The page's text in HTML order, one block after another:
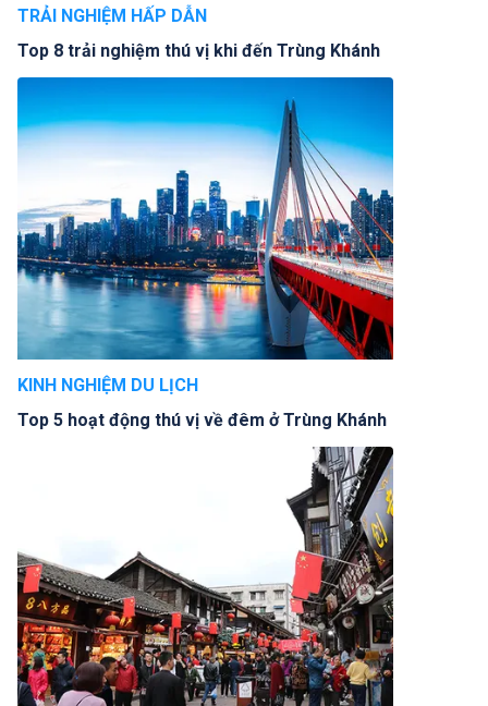
TRẢI NGHIỆM HẤP DẪN
Top 8 trải nghiệm thú vị khi đến Trùng Khánh
KINH NGHIỆM DU LỊCH
Top 5 hoạt động thú vị về đêm ở Trùng Khánh